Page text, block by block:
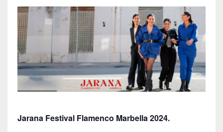
Jarana Festival Flamenco Marbella 2024.